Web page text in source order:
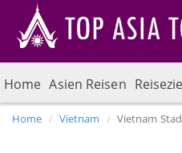
Home Asien Reisen
Home Vietnam Vietnam